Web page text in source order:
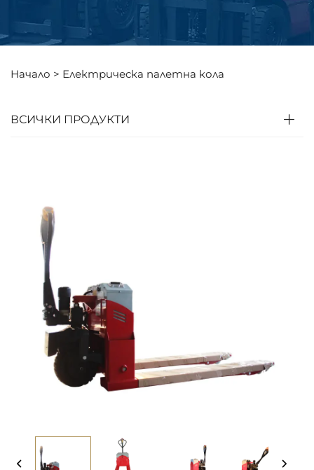
Начало > Електрическа палетна кола
ВСИЧКИ ПРОДУКТИ